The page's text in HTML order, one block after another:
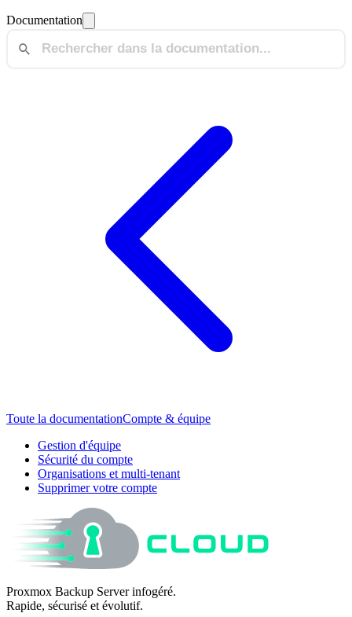
Documentation
Toute la documentationCompte & équipe
Gestion d'équipe
Sécurité du compte
Organisations et multi-tenant
Supprimer votre compte
Proxmox Backup Server infogéré.
Rapide, sécurisé et évolutif.